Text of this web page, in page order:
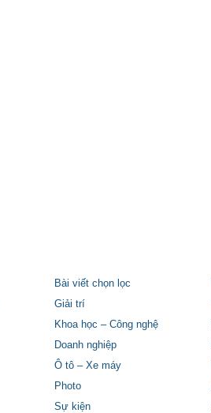
Bài viết chọn lọc
Giải trí
Khoa học – Công nghệ
Doanh nghiệp
Ô tô – Xe máy
Photo
Sự kiện